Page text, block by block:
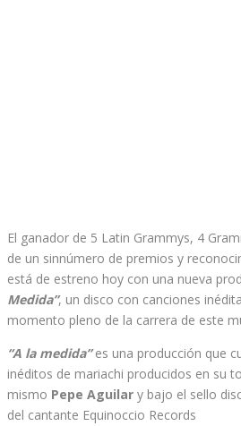
El ganador de 5 Latin Grammys, 4
de un sinnúmero de premios y
está de estreno hoy con una nueva
Medida”, un disco con canciones
momento pleno de la carrera de este
“A la medida”es una producción que
inéditos de mariachi producidos en su
mismo Pepe Aguilar y bajo el sello
del cantante Equinoccio Records